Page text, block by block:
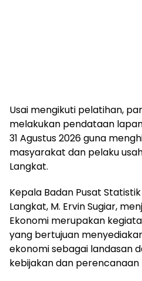
Usai mengikuti pelatihan,
melakukan pendataan
31 Agustus 2026 guna
masyarakat dan pelaku
Langkat.
Kepala Badan Pusat
Langkat, M. Ervin Sugiar,
Ekonomi merupakan
yang bertujuan
ekonomi sebagai landasan
kebijakan dan